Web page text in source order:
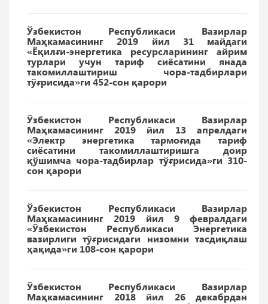
Ўзбекистон Республикаси Вазирлар
Маҳкамасининг 2019 йил 31 майдаги
«Ёқилғи-энергетика ресурсларининг айрим
турлари учун тариф сиёсатини янада
такомиллаштириш чора-тадбирлари
тўғрисида»ги 452-сон қарори
Ўзбекистон Республикаси Вазирлар
Маҳкамасининг 2019 йил 13 апрелдаги
«Электр энергетика тармоғида тариф
сиёсатини такомиллаштиришга доир
қўшимча чора-тадбирлар тўғрисида»ги 310-
сон қарори
Ўзбекистон Республикаси Вазирлар
Маҳкамасининг 2019 йил 9 февралдаги
«Ўзбекистон Республикаси Энергетика
вазирлиги тўғрисидаги низомни тасдиқлаш
ҳақида»ги 108-сон қарори
Ўзбекистон Республикаси Вазирлар
Маҳкамасининг 2018 йил 26 декабрдан